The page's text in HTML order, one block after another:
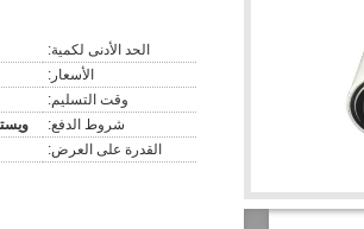
الحد الأدنى لكمية:
الأسعار:
وقت التسليم:
شروط الدفع:
القدرة على العرض: